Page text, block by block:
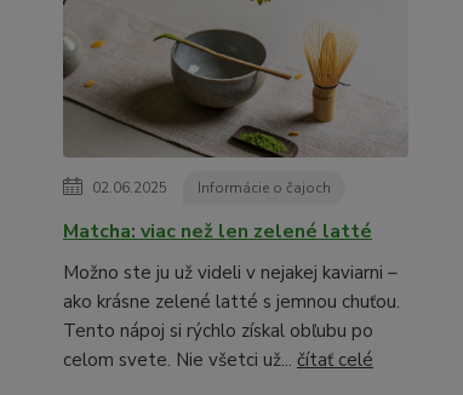
02.06.2025 Informácie o čajoch
Matcha: viac než len zelené latté
Možno ste ju už videli v nejakej kaviarni –
ako krásne zelené latté s jemnou chuťou.
Tento nápoj si rýchlo získal obľubu po
celom svete. Nie všetci už... čítať celé